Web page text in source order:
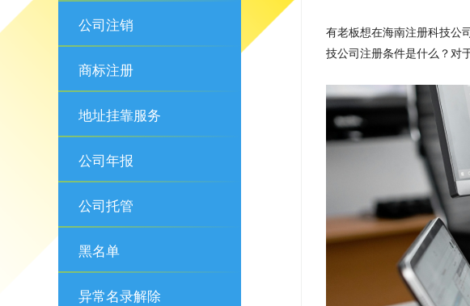
公司注销
商标注册
地址挂靠服务
公司年报
公司托管
黑名单
异常名录解除
有老板想在海南注册科技公
技公司注册条件是什么？对